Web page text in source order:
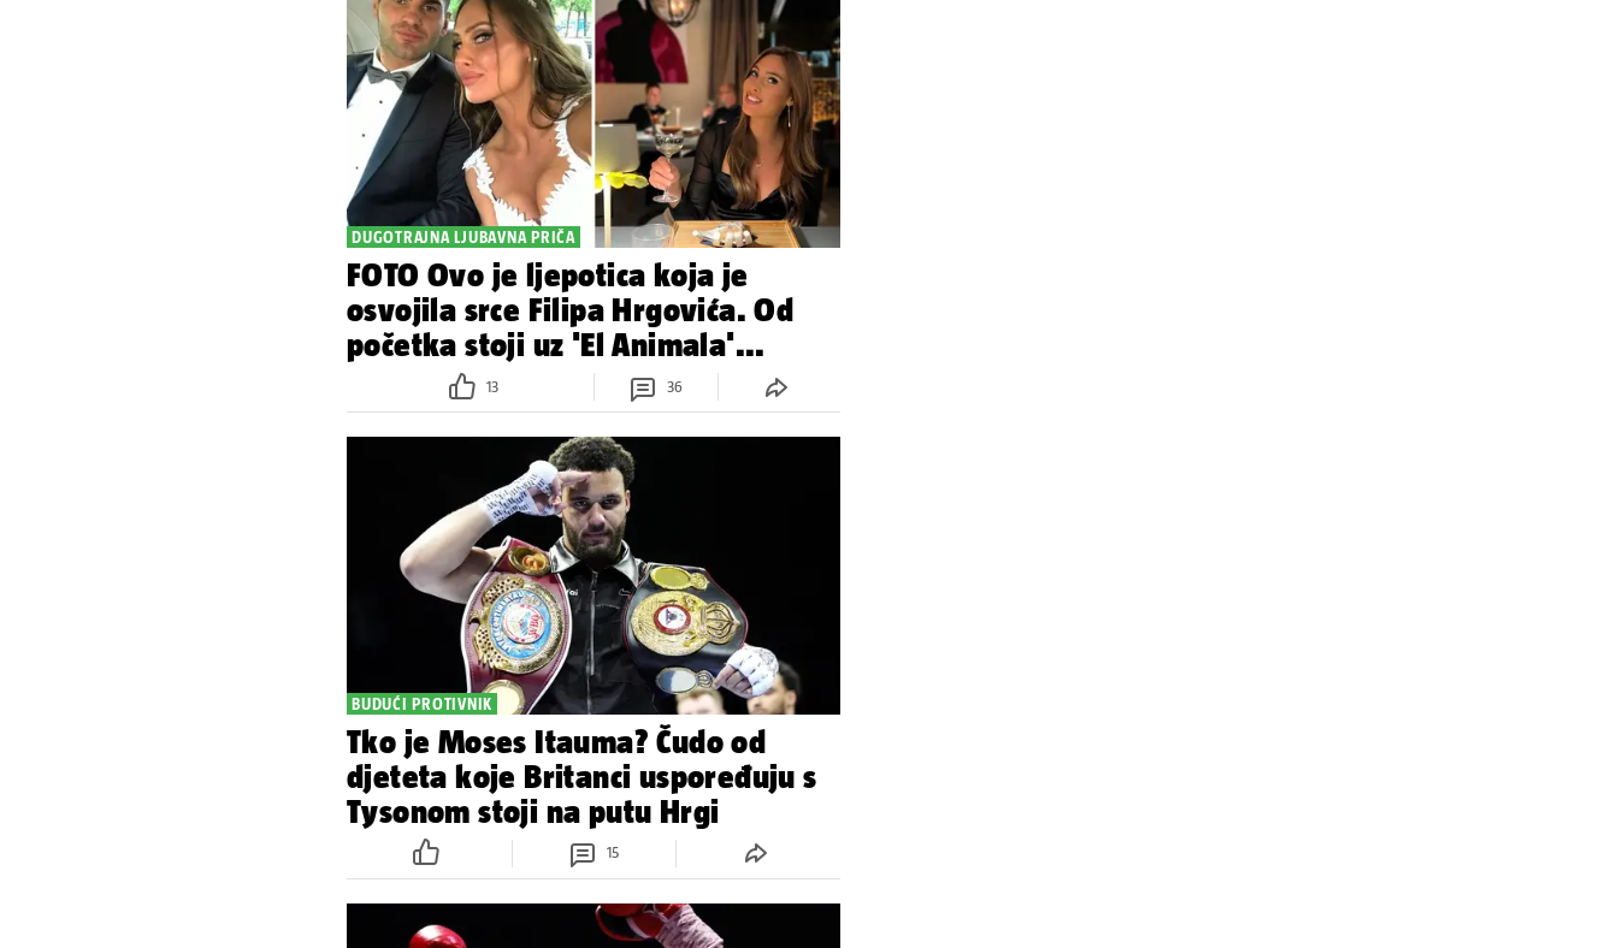
DUGOTRAJNA LJUBAVNA PRIČA
FOTO Ovo je ljepotica koja je
osvojila srce Filipa Hrgovića. Od
početka stoji uz 'El Animala'...
13 36
BUDUĆI PROTIVNIK
Tko je Moses Itauma? Čudo od
djeteta koje Britanci uspoređuju s
Tysonom stoji na putu Hrgi
15